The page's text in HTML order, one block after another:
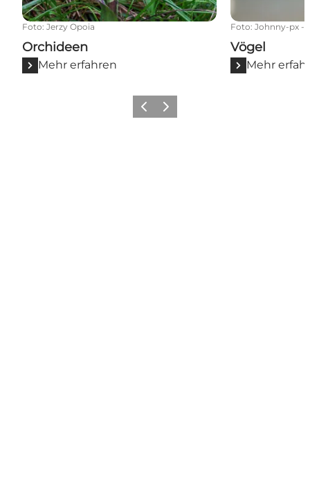
Foto: Jerzy Opoia
Orchideen
Mehr erfahren
Foto: Johnny-px -
Vögel
Mehr
ZurückWeiter